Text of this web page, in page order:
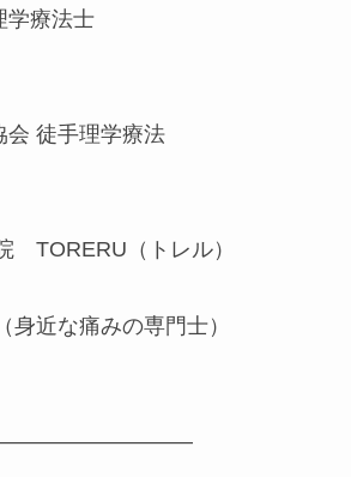
療法士
会 徒手理学療法
TORERU（トレル）
近な痛みの専門士）